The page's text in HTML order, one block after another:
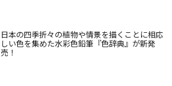
日本の四季折々の植物や情景を描くことに相応
しい色を集めた水彩色鉛筆『色辞典』が新発
売！